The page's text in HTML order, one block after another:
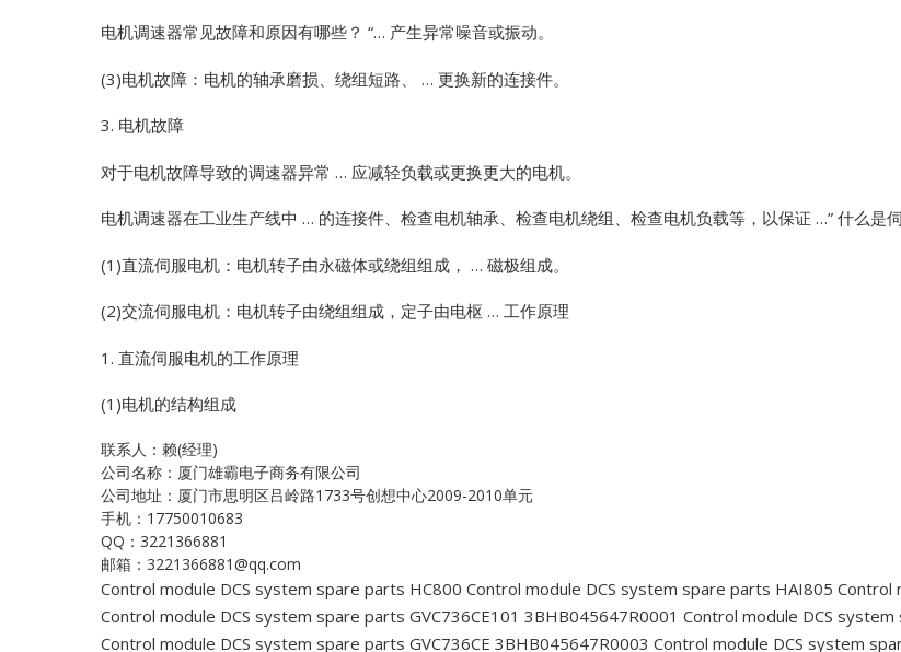
电机调速器常见故障和原因有哪些？ “… 产生异常噪音或振动。
(3)电机故障：电机的轴承磨损、绕组短路、 … 更换新的连接件。
3. 电机故障
对于电机故障导致的调速器异常 … 应减轻负载或更换更大的电机。
电机调速器在工业生产线中 … 的连接件、检查电机轴承、检查电机绕组、检查电机负载等，以保证 …” 什么是
(1)直流伺服电机：电机转子由永磁体或绕组组成， … 磁极组成。
(2)交流伺服电机：电机转子由绕组组成，定子由电枢 … 工作原理
1. 直流伺服电机的工作原理
(1)电机的结构组成
联系人：赖(经理)
公司名称：厦门雄霸电子商务有限公司
公司地址：厦门市思明区吕岭路1733号创想中心2009-2010单元
手机：17750010683
QQ：3221366881
邮箱：3221366881@qq.com
Control module DCS system spare parts HC800 Control module DCS system spare parts HAI805 Control
Control module DCS system spare parts GVC736CE101 3BHB045647R0001 Control module DCS system
Control module DCS system spare parts GVC736CE 3BHB045647R0003 Control module DCS system